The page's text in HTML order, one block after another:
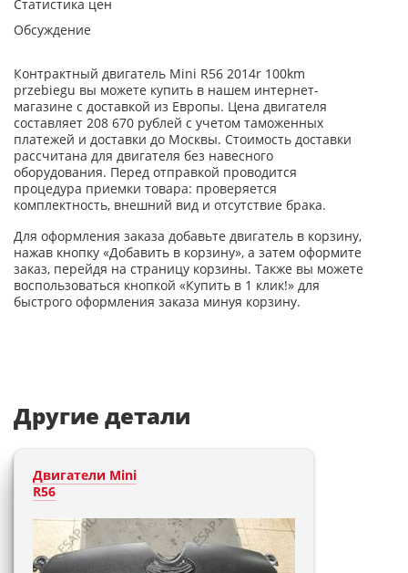
Статистика цен
Обсуждение
Контрактный двигатель Mini R56 2014r 100km
przebiegu вы можете купить в нашем интернет-
магазине с доставкой из Европы. Цена двигателя
составляет 208 670 рублей с учетом таможенных
платежей и доставки до Москвы. Стоимость доставки
рассчитана для двигателя без навесного
оборудования. Перед отправкой проводится
процедура приемки товара: проверяется
комплектность, внешний вид и отсутствие брака.
Для оформления заказа добавьте двигатель в корзину,
нажав кнопку «Добавить в корзину», а затем оформите
заказ, перейдя на страницу корзины. Также вы можете
воспользоваться кнопкой «Купить в 1 клик!» для
быстрого оформления заказа минуя корзину.
Другие детали
Двигатели Mini
R56